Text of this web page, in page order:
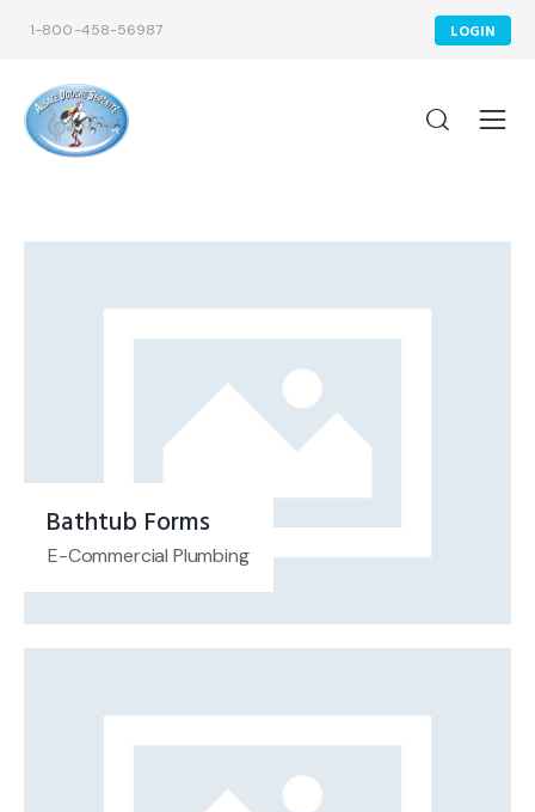
1-800-458-56987 LOGIN
Bathtub Forms
E-Commercial Plumbing